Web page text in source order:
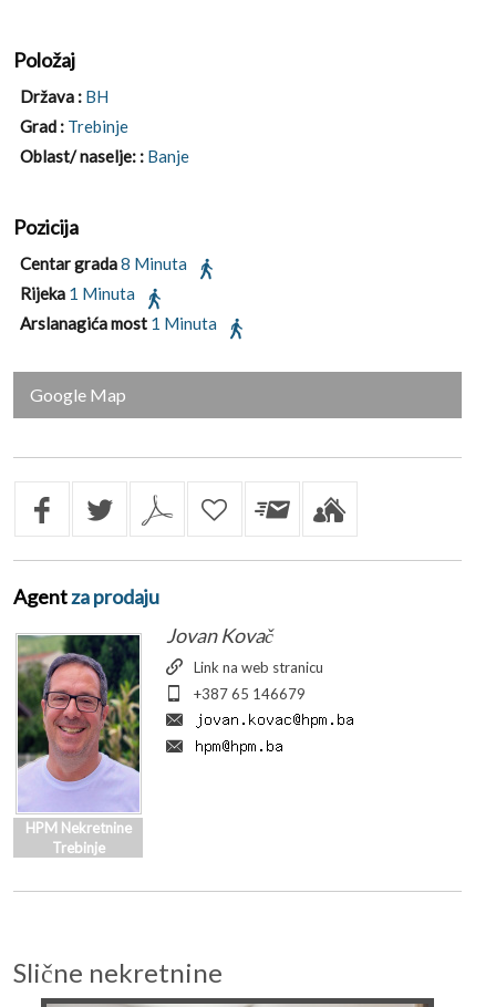
Položaj
Država : BH
Grad : Trebinje
Oblast/ naselje: : Banje
Pozicija
Centar grada8 Minuta
Rijeka 1 Minuta
Arslanagića most 1 Minuta
Google Map
Agentza prodaju
HPM Nekretnine
Trebinje
Jovan Kovač
Link na web stranicu
+387 65 146679
Slične nekretnine